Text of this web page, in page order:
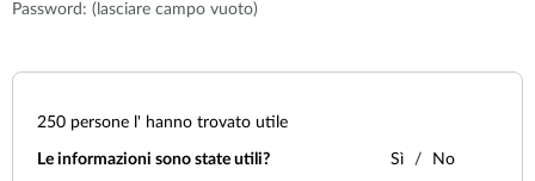
Password: (lasciare campo vuoto)
250 persone l' hanno trovato utile
Le informazioni sono state utili? Sì No